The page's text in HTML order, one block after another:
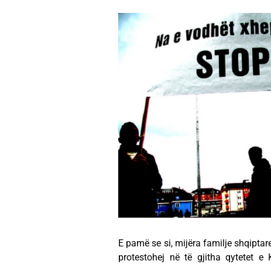
E pamë se si, mijëra familje
protestohej në të gjitha qytetet e